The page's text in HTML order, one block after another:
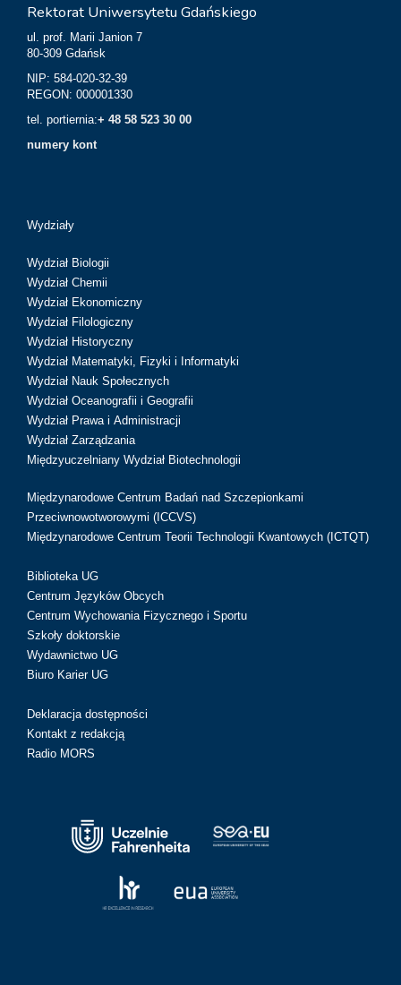
Rektorat Uniwersytetu Gdańskiego
ul. prof. Marii Janion 7
80-309 Gdańsk
NIP: 584-020-32-39
REGON: 000001330
tel. portiernia:+ 48 58 523 30 00
numery kont
Wydziały
Wydział Biologii
Wydział Chemii
Wydział Ekonomiczny
Wydział Filologiczny
Wydział Historyczny
Wydział Matematyki, Fizyki i Informatyki
Wydział Nauk Społecznych
Wydział Oceanografii i Geografii
Wydział Prawa i Administracji
Wydział Zarządzania
Międzyuczelniany Wydział Biotechnologii
Międzynarodowe Centrum Badań nad Szczepionkami
Przeciwnowotworowymi (ICCVS)
Międzynarodowe Centrum Teorii Technologii Kwantowych (ICTQT)
Biblioteka UG
Centrum Języków Obcych
Centrum Wychowania Fizycznego i Sportu
Szkoły doktorskie
Wydawnictwo UG
Biuro Karier UG
Deklaracja dostępności
Kontakt z redakcją
Radio MORS